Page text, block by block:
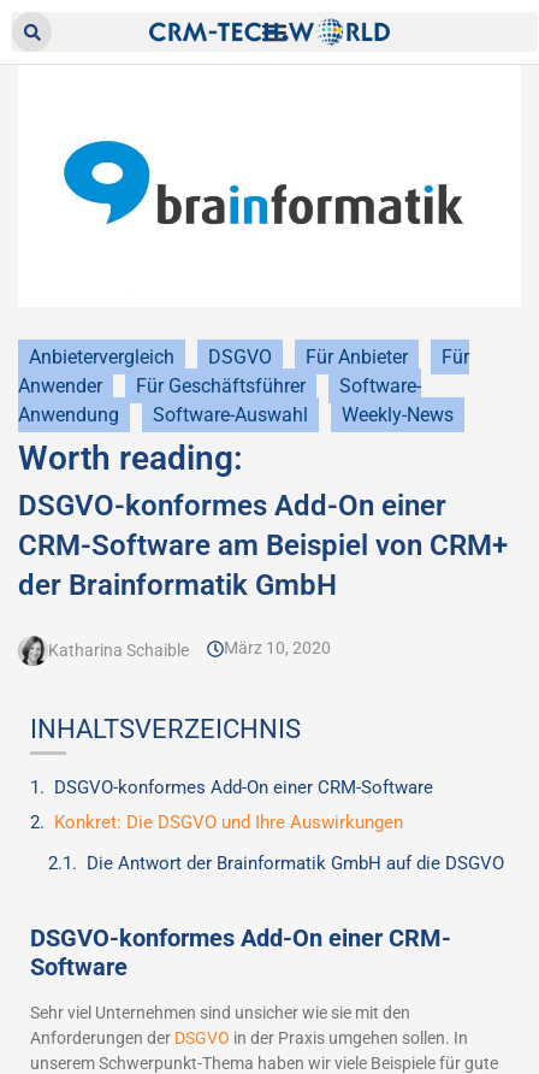
Anbietervergleich DSGVO Für Anbieter
Für
Anwender
Für Geschäftsführer
Software-
Anwendung
Software-Auswahl Weekly-News
Worth reading:
DSGVO-konformes Add-On einer
CRM-Software am Beispiel von CRM+
der Brainformatik GmbH
Katharina Schaible März 10, 2020
INHALTSVERZEICHNIS
DSGVO-konformes Add-On einer CRM-Software
Konkret: Die DSGVO und Ihre Auswirkungen
Die Antwort der Brainformatik GmbH auf die DSGVO
DSGVO-konformes Add-On einer CRM-
Software
Sehr viel Unternehmen sind unsicher wie sie mit den
Anforderungen der DSGVO in der Praxis umgehen sollen. In
unserem Schwerpunkt-Thema haben wir viele Beispiele für gute